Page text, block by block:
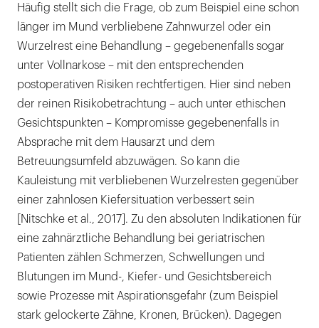
Häufig stellt sich die Frage, ob zum Beispiel eine schon
länger im Mund verbliebene Zahnwurzel oder ein
Wurzelrest eine Behandlung – gegebenenfalls sogar
unter Vollnarkose – mit den entsprechenden
postoperativen Risiken rechtfertigen. Hier sind neben
der reinen Risikobetrachtung – auch unter ethischen
Gesichtspunkten – Kompromisse gegebenenfalls in
Absprache mit dem Hausarzt und dem
Betreuungsumfeld abzuwägen. So kann die
Kauleistung mit verbliebenen Wurzelresten gegenüber
einer zahnlosen Kiefersituation verbessert sein
[Nitschke et al., 2017]. Zu den absoluten Indikationen für
eine zahnärztliche Behandlung bei geriatrischen
Patienten zählen Schmerzen, Schwellungen und
Blutungen im Mund-, Kiefer- und Gesichtsbereich
sowie Prozesse mit Aspirationsgefahr (zum Beispiel
stark gelockerte Zähne, Kronen, Brücken). Dagegen